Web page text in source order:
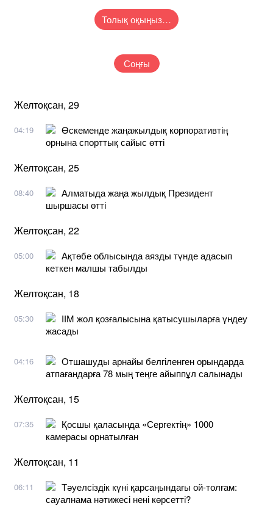
Толық оқыңыз…
Соңғы
Желтоқсан, 29
04:19
Өскеменде жаңажылдық корпоративтің
орнына спорттық сайыс өтті
Желтоқсан, 25
08:40
Алматыда жаңа жылдық Президент
шыршасы өтті
Желтоқсан, 22
05:00
Ақтөбе облысында аязды түнде адасып
кеткен малшы табылды
Желтоқсан, 18
05:30
ІІМ жол қозғалысына қатысушыларға үндеу
жасады
04:16
Отшашуды арнайы белгіленген орындарда
атпағандарға 78 мың теңге айыппұл салынады
Желтоқсан, 15
07:35
Қосшы қаласында «Сергектің» 1000
камерасы орнатылған
Желтоқсан, 11
06:11
Тәуелсіздік күні қарсаңындағы ой-толғам:
сауалнама нәтижесі нені көрсетті?